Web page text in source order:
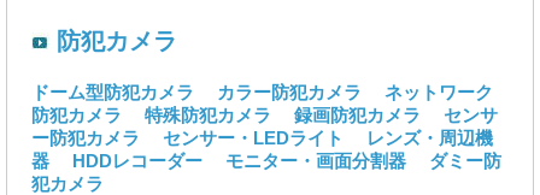
防犯カメラ
ドーム型防犯カメラ カラー防犯カメラ
ネットワーク
防犯カメラ
特殊防犯カメラ 録画防犯カメラ
センサ
ー防犯カメラ
センサー・LEDライト
レンズ・周辺機
器
HDDレコーダー モニター・画面分割器
ダミー防
犯カメラ